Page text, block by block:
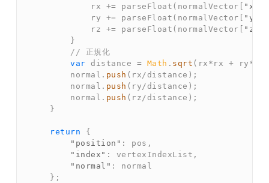
            rx
+= parseFloat ( normalVector [ "x"
            ry
+= parseFloat ( normalVector [ "y"
            rz
+= parseFloat ( normalVector [ "z"
}
// 正規化
var distance = Math . sqrt ( rx * rx + ry *
        normal
. push ( rx / distance ) ;
        normal
. push ( ry / distance ) ;
        normal
. push ( rz / distance ) ;
}
return
{
"position" : pos ,
"index" : vertexIndexList ,
"normal" :
normal
} ;